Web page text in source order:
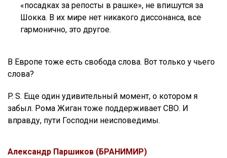
«посадках за репосты в рашке», не впишутся за
Шокка. В их мире нет никакого диссонанса, все
гармонично, это другое.
В Европе тоже есть свобода слова. Вот только у чьего
слова?
P. S. Еще один удивительный момент, о котором я
забыл. Рома Жиган тоже поддерживает СВО. И
вправду, пути Господни неисповедимы.
Александр Паршиков (БРАНИМИР)